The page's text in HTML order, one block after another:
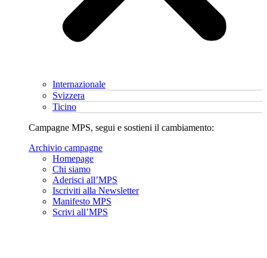
Internazionale
Svizzera
Ticino
Campagne MPS, segui e sostieni il cambiamento:
Archivio campagne
Homepage
Chi siamo
Aderisci all’MPS
Iscriviti alla Newsletter
Manifesto MPS
Scrivi all’MPS